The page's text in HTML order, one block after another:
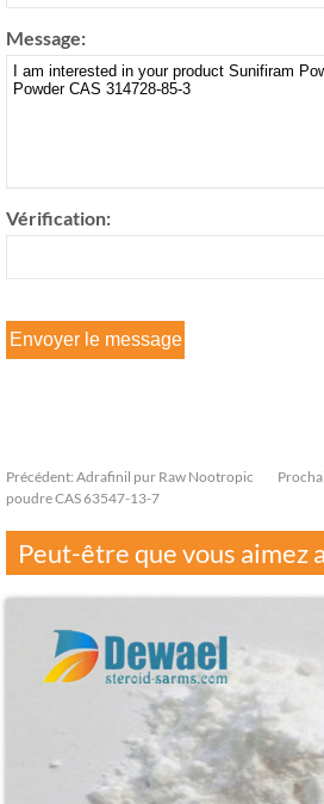
Message:
Vérification:
Précédent: Adrafinil pur Raw Nootropic
poudre CAS 63547-13-7
Peut-être que vous aimez